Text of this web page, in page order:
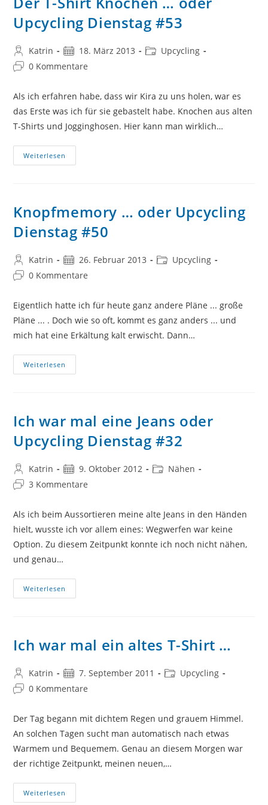
Upcycling Dienstag #53
Beitrags-
Autor:
Katrin
Beitrag
veröffentlicht:
18. März 2013
Beitrags-
Upcycling
Beitrags-
0 Kommentare
Als ich erfahren habe, dass wir Kira zu uns holen, war es
das Erste was ich für sie gebastelt habe. Knochen aus alten
T-Shirts und Jogginghosen. Hier kann man wirklich…
Weiterlesen
T-
Dienstag
Knopfmemory … oder Upcycling
Dienstag #50
Beitrags-
Autor:
Katrin
Beitrag
veröffentlicht:
26. Februar 2013
Beitrags-
Upcycling
Beitrags-
0 Kommentare
Eigentlich hatte ich für heute ganz andere Pläne ... große
Pläne ... . Doch wie so oft, kommt es ganz anders ... und
mich hat eine Erkältung kalt erwischt. Dann…
Weiterlesen
…
Ich war mal eine Jeans oder
Upcycling Dienstag #32
Beitrags-
Autor:
Katrin
Beitrag
veröffentlicht:
9. Oktober 2012
Beitrags-
Nähen
Beitrags-
3 Kommentare
Als ich beim Aussortieren meine alte Jeans in den Händen
hielt, wusste ich vor allem eines: Wegwerfen war keine
Option. Zu diesem Zeitpunkt konnte ich noch nicht nähen,
und genau…
Weiterlesen
War
Upcycling
Dienstag
Ich war mal ein altes T-Shirt …
Beitrags-
Autor:
Katrin
Beitrag
veröffentlicht:
7. September 2011
Beitrags-
Upcycling
Beitrags-
0 Kommentare
Der Tag begann mit dichtem Regen und grauem Himmel.
An solchen Tagen sucht man automatisch nach etwas
Warmem und Bequemem. Genau an diesem Morgen war
der richtige Zeitpunkt, meinen neuen,…
Weiterlesen
War